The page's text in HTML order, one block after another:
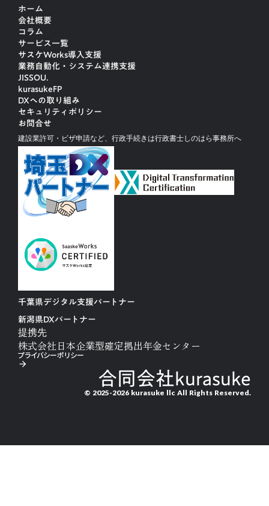
ホーム
会社概要
コラム
サービス一覧
サスケWorks導入支援
業務自動化・システム連携支援
JISSOU.
kurasukeFP
DXへの取り組み
セキュリティポリシー
お問合せ
建設業許可・ビザ申請など、行政手続きは行政書士しのはら事務所へ
千葉県デジタル支援パートナー
新潟県DXパートナー
提携先
株式会社日本企業型確定拠出年金センター
合同会社kurasuke
© 2025-2026 kurasuke llc All Rights Reserved.
プライバシーポリシー
arrow_forward